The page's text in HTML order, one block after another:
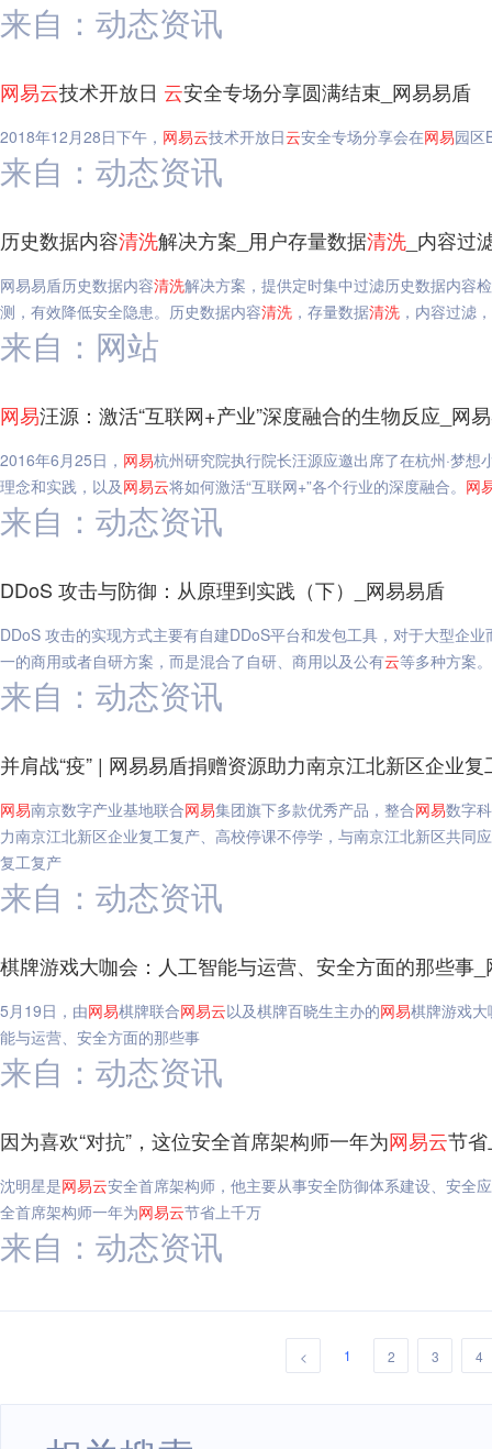
来自：动态资讯
网易云技术开放日 云安全专场分享圆满结束_网易易盾
2018年12月28日下午， 网易云技术开放日云安全专场分享会在网易园区
来自：动态资讯
历史数据内容清洗解决方案_用户存量数据清洗 _内容过
网易易盾历史数据内容清洗解决方案，提供定时集中过滤历史数据内容
测，有效降低安全隐患。历史数据内容清洗 ，存量数据清洗 ，内容过滤
来自：网站
网易汪源：激活“互联网+产业”深度融合的生物反应_网
2016年6月25日， 网易杭州研究院执行院长汪源应邀出席了在杭州·梦
理念和实践，以及网易云将如何激活“互联网+”各个行业的深度融合。 网
来自：动态资讯
DDoS 攻击与防御：从原理到实践（下）_网易易盾
DDoS 攻击的实现方式主要有自建DDoS平台和发包工具，对于大型企
一的商用或者自研方案，而是混合了自研、商用以及公有云等多种方案
来自：动态资讯
并肩战“疫” | 网易易盾捐赠资源助力南京江北新区企业
网易南京数字产业基地联合网易集团旗下多款优秀产品，整合网易数字
力南京江北新区企业复工复产、高校停课不停学，与南京江北新区共同
复工复产
来自：动态资讯
棋牌游戏大咖会：人工智能与运营、安全方面的那些事
5月19日，由网易棋牌联合网易云以及棋牌百晓生主办的网易棋牌游戏
能与运营、安全方面的那些事
来自：动态资讯
因为喜欢“对抗”，这位安全首席架构师一年为网易云节
沈明星是网易云安全首席架构师，他主要从事安全防御体系建设、安全
全首席架构师一年为网易云节省上千万
来自：动态资讯
< 1 2 3 4